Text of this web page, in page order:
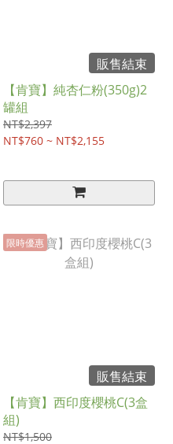
販售結束
【肯寶】純杏仁粉(350g)2
罐組
NT$2,397
NT$760 ~ NT$2,155
限時優惠
販售結束
【肯寶】西印度櫻桃C(3盒
組)
NT$1,500